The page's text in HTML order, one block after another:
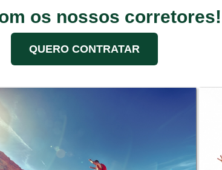
os nossos corretores!
QUERO CONTRATAR